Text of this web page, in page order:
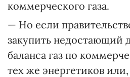
коммерческого газа.
— Но если
закупить недостающий
баланса газ по
тех же энергетиков